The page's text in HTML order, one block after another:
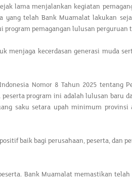
lama menjalankan kegiatan
yang telah Bank Muamalat lakukan
program pemagangan lulusan perguruan
menjaga kecerdasan generasi muda
Nomor 8 Tahun 2025 tentang
program ini adalah lulusan baru
saku setara upah minimum provinsi
baik bagi perusahaan, peserta, dan
Bank Muamalat memastikan